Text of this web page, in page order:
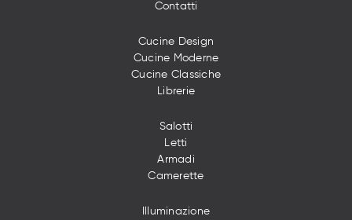
Contatti
Cucine Design
Cucine Moderne
Cucine Classiche
Librerie
Salotti
Letti
Armadi
Camerette
Illuminazione